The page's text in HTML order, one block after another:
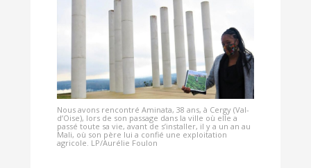
Nous avons rencontré Aminata, 38 ans, à Cergy (Val-
d’Oise), lors de son passage dans la ville où elle a
passé toute sa vie, avant de s’installer, il y a un an au
Mali, où son père lui a confié une exploitation
agricole. LP/Aurélie Foulon